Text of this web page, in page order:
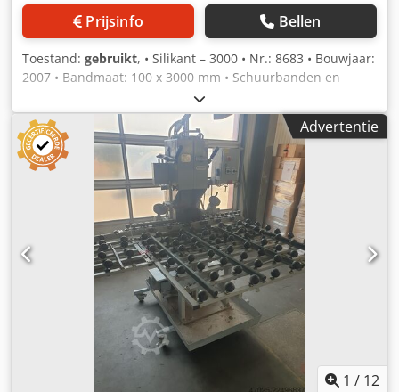
Prijsinfo Bellen
Toestand: gebruikt, • Silikant – 3000 • Nr.: 8683 • Bouwjaar:
2007 • Bandmaat: 100 x 3000 mm • Schuurbanden en
polijstbanden kunnen apart worden aangeschaft. Chodpfx
Aqozrvxdopoa
Advertentie
1 / 12